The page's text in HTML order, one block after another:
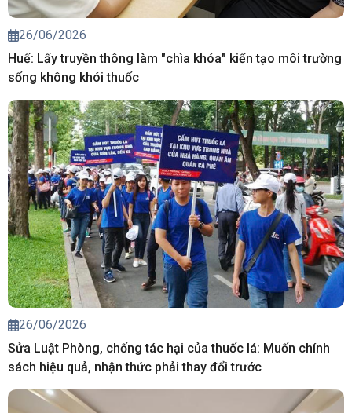
26/06/2026
Huế: Lấy truyền thông làm "chìa khóa" kiến tạo môi trường
sống không khói thuốc
26/06/2026
Sửa Luật Phòng, chống tác hại của thuốc lá: Muốn chính
sách hiệu quả, nhận thức phải thay đổi trước